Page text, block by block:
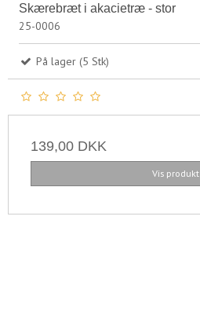
Skærebræt i akacietræ - stor
25-0006
På lager (5 Stk)
139,00 DKK
Vis produkt